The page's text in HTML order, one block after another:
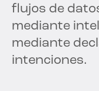
flujos de
mediante
mediante
intenciones.